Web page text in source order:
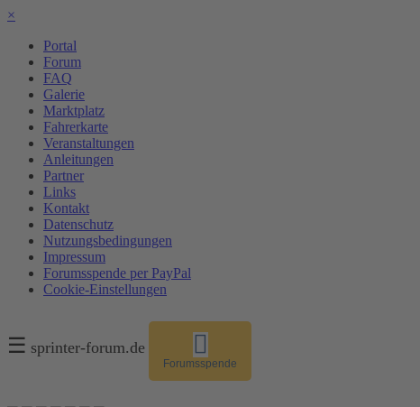
×
Portal
Forum
FAQ
Galerie
Marktplatz
Fahrerkarte
Veranstaltungen
Anleitungen
Partner
Links
Kontakt
Datenschutz
Nutzungsbedingungen
Impressum
Forumsspende per PayPal
Cookie-Einstellungen
☰ sprinter-forum.de
Forumsspende